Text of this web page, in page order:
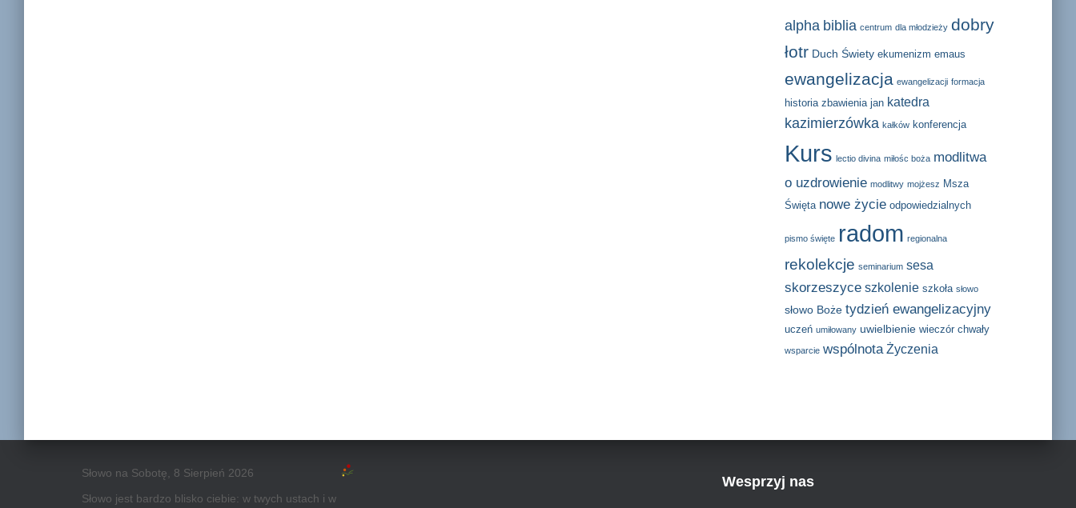
alpha biblia centrum dla młodzieży dobry
łotr Duch Świety ekumenizm emaus
ewangelizacja ewangelizacji formacja
historia zbawienia jan katedra
kazimierzówka kałków konferencja
Kurs lectio divina miłośc boża modlitwa
o uzdrowienie modlitwy mojżesz Msza
Święta nowe życie odpowiedzialnych
pismo święte radom regionalna
rekolekcje seminarium sesa
skorzeszyce szkolenie szkoła słowo
słowo Boże tydzień ewangelizacyjny
uczeń umiłowany uwielbienie wieczór chwały
wsparcie wspólnota Życzenia
Słowo na Sobotę, 8 Sierpień 2026
Słowo jest bardzo blisko ciebie: w twych ustach i w
Wesprzyj nas